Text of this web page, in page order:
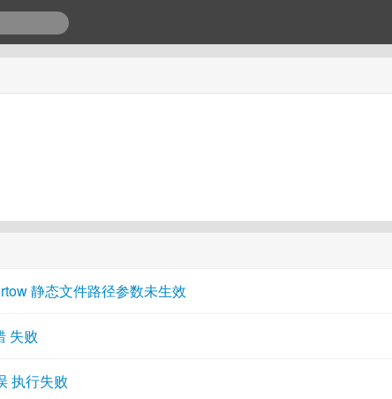
静态文件路径参数未生效
失败
执行失败